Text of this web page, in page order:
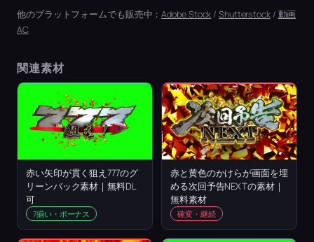
他のプラットフォームでも販売中：Adobe Stock /Shutterstock/ 動画
AC
関連素材
赤い矢印が貫く狙え777のグ
リーンバック素材｜無料DL
可
7揃い・ボーナス
赤と黄色のかけらが画面を埋
める次回予告NEXTの素材｜
無料素材
確変・継続